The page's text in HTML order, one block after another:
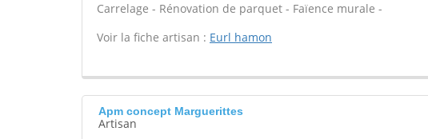
Carrelage - Rénovation de parquet - Faïence murale -
Voir la fiche artisan : Eurl hamon
Apm concept Marguerittes
Artisan